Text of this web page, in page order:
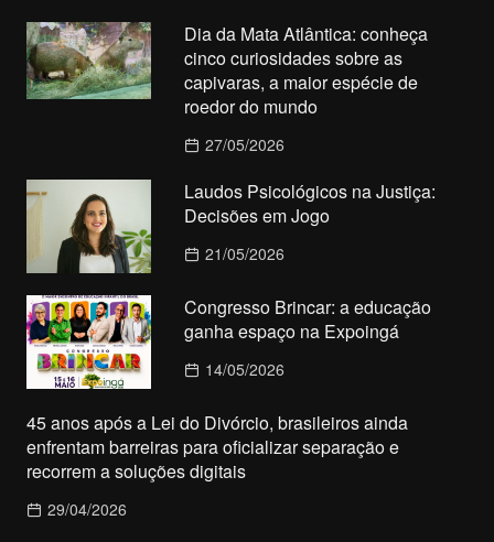
Dia da Mata Atlântica: conheça
cinco curiosidades sobre as
capivaras, a maior espécie de
roedor do mundo
27/05/2026
Laudos Psicológicos na Justiça:
Decisões em Jogo
21/05/2026
Congresso Brincar: a educação
ganha espaço na Expoingá
14/05/2026
45 anos após a Lei do Divórcio, brasileiros ainda
enfrentam barreiras para oficializar separação e
recorrem a soluções digitais
29/04/2026